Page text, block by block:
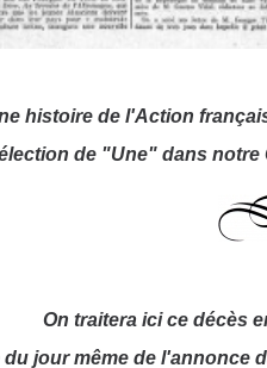
histoire de l'Action
de "Une" dans notre
On traitera ici ce décès
du jour même de l'annonce